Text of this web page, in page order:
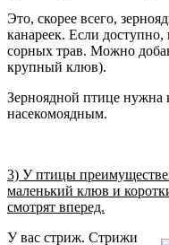
Это, скорее всего,
канареек. Если
сорных трав. Можно
крупный клюв).
Зерноядной птице нужна
насекомоядным.
3) У птицы
маленький клюв и
смотрят вперед.
У вас стриж. Стрижи